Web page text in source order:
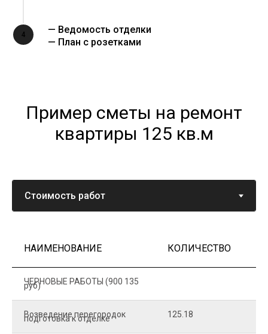
4
— Ведомость отделки
— План с розетками
Пример сметы на ремонт
квартиры 125 кв.м
НАИМЕНОВАНИЕ КОЛИЧЕСТВО
ЧЕРНОВЫЕ РАБОТЫ (900 135
руб)
Возведение перегородок
подготовка к отделке 125.18